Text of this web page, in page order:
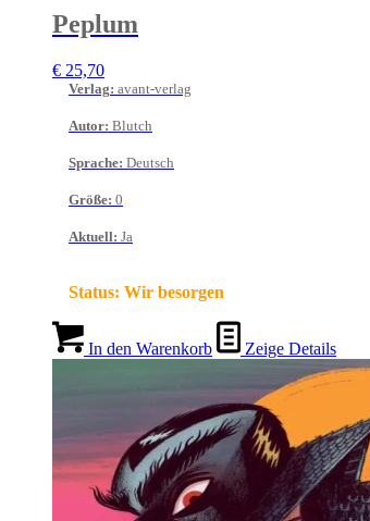
Peplum
€ 25,70
Verlag: avant-verlag
Autor: Blutch
Sprache: Deutsch
Größe: 0
Aktuell: Ja
Status: Wir besorgen
In den Warenkorb Zeige Details